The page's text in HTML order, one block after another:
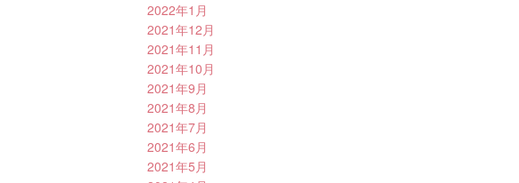
2022年1月
2021年12月
2021年11月
2021年10月
2021年9月
2021年8月
2021年7月
2021年6月
2021年5月